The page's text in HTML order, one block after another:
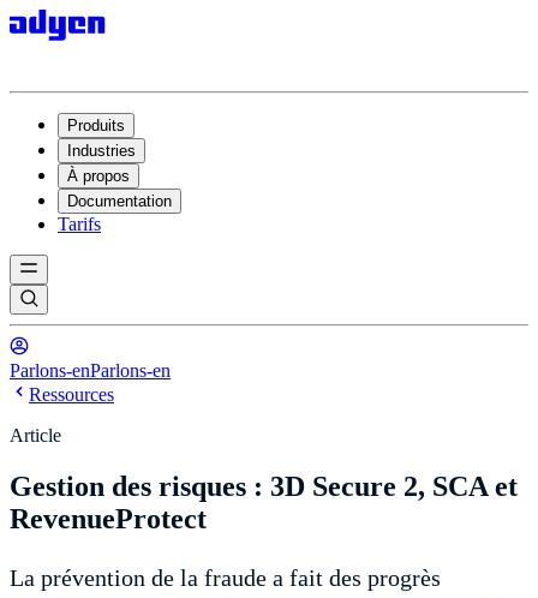
Produits
Industries
À propos
Documentation
Tarifs
Parlons-enParlons-en
Ressources
Article
Gestion des risques : 3D Secure 2, SCA et
RevenueProtect
La prévention de la fraude a fait des progrès